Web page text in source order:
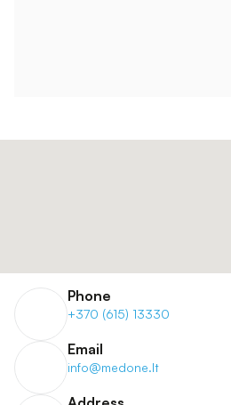
Phone
+370 (615) 13330
Email
info@medone.lt